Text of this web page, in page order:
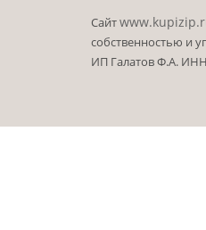
Сайт
собственностью и
ИП Галатов Ф.А.